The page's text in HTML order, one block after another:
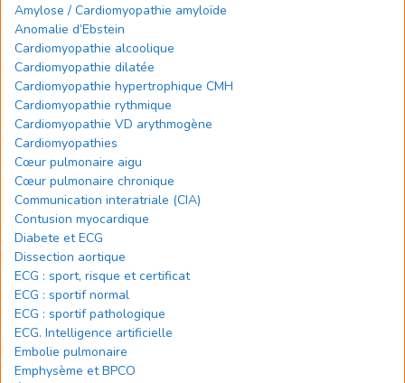
Amylose / Cardiomyopathie amyloïde
Anomalie d’Ebstein
Cardiomyopathie alcoolique
Cardiomyopathie dilatée
Cardiomyopathie hypertrophique CMH
Cardiomyopathie rythmique
Cardiomyopathie VD arythmogène
Cardiomyopathies
Cœur pulmonaire aigu
Cœur pulmonaire chronique
Communication interatriale (CIA)
Contusion myocardique
Diabete et ECG
Dissection aortique
ECG : sport, risque et certificat
ECG : sportif normal
ECG : sportif pathologique
ECG. Intelligence artificielle
Embolie pulmonaire
Emphysème et BPCO